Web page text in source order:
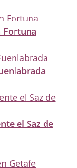
Fortuna
el Saz de